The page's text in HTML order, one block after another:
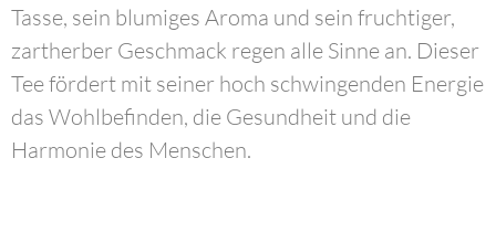
Tasse, sein blumiges Aroma und sein fruchtiger,
zartherber Geschmack regen alle Sinne an. Dieser
Tee fördert mit seiner hoch schwingenden Energie
das Wohlbefinden, die Gesundheit und die
Harmonie des Menschen.